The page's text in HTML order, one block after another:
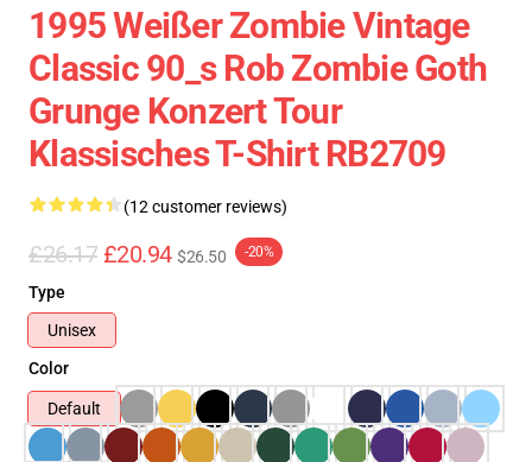
1995 Weißer Zombie Vintage
Classic 90_s Rob Zombie Goth
Grunge Konzert Tour
Klassisches T-Shirt RB2709
(12 customer reviews)
£26.17 £20.94 $26.50 -20%
Type
Unisex
Color
Default